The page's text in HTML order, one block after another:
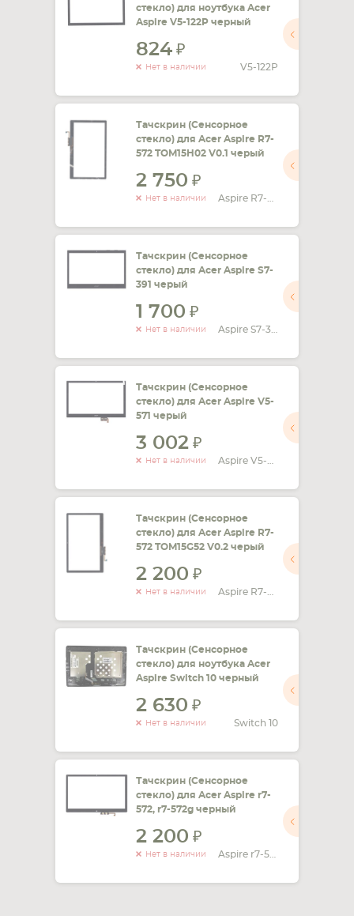
КОМПЛЕКТУЮЩИЕ
стекло) для ноутбука Acer
Aspire V5-122P черный
824
Нет в наличии V5-122P
Тачскрин (Сенсорное
стекло) для Acer Aspire R7-
572 TOM15H02 V0.1 черый
2 750
Нет в наличии
Тачскрин (Сенсорное
стекло) для Acer Aspire S7-
391 черый
1 700
Нет в наличии
Тачскрин (Сенсорное
стекло) для Acer Aspire V5-
571 черый
3 002
Нет в наличии
Тачскрин (Сенсорное
стекло) для Acer Aspire R7-
572 TOM15G52 V0.2 черый
2 200
Нет в наличии
Тачскрин (Сенсорное
стекло) для ноутбука Acer
Aspire Switch 10 черный
2 630
Нет в наличии Switch 10
Тачскрин (Сенсорное
стекло) для Acer Aspire r7-
572, r7-572g черный
2 200
Нет в наличии